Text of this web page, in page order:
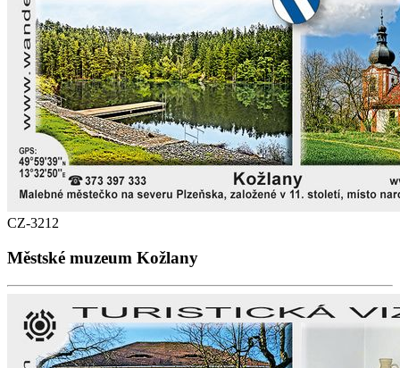
CZ-3212
Městské muzeum Kožlany